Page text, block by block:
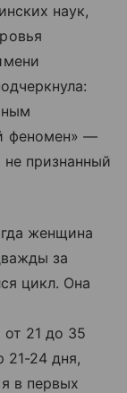
наук,
феномен» —
признанный
женщина
за
цикл. Она
от 21 до 35
21-24 дня,
в первых